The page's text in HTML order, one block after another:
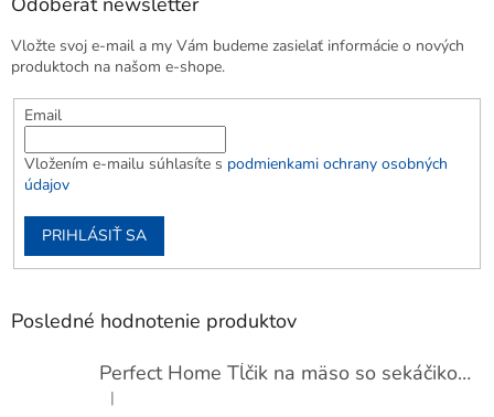
Vložte svoj e-mail a my Vám budeme zasielať informácie o nových
produktoch na našom e-shope.
Email
Vložením e-mailu súhlasíte s podmienkami ochrany osobných
údajov
PRIHLÁSIŤ SA
Posledné hodnotenie produktov
Perfect Home Tĺčik na mäso so sekáčikom, 56893
Hodnotenie produktu je 5 z 5 hviezdičiek.
|